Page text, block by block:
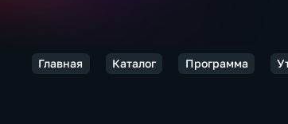
Главная Каталог Программа